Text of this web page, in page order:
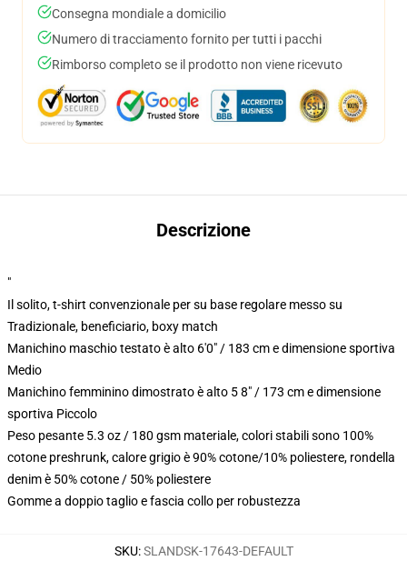
Consegna mondiale a domicilio
Numero di tracciamento fornito per tutti i pacchi
Rimborso completo se il prodotto non viene ricevuto
Descrizione
"
Il solito, t-shirt convenzionale per su base regolare messo su
Tradizionale, beneficiario, boxy match
Manichino maschio testato è alto 6'0" / 183 cm e dimensione sportiva
Medio
Manichino femminino dimostrato è alto 5 8" / 173 cm e dimensione
sportiva Piccolo
Peso pesante 5.3 oz / 180 gsm materiale, colori stabili sono 100%
cotone preshrunk, calore grigio è 90% cotone/10% poliestere, rondella
denim è 50% cotone / 50% poliestere
Gomme a doppio taglio e fascia collo per robustezza
SKU:SLANDSK-17643-DEFAULT